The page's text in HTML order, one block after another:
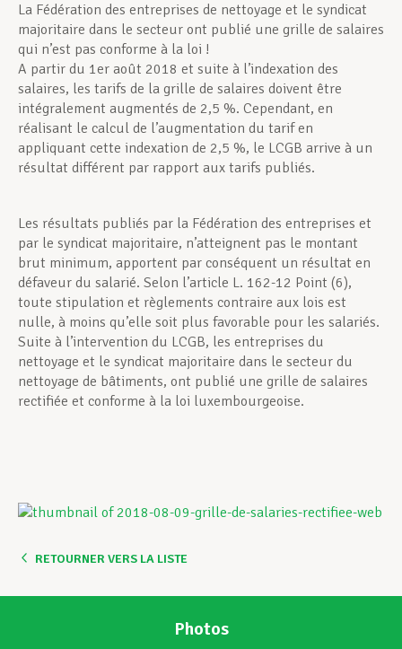
La Fédération des entreprises de nettoyage et le syndicat
majoritaire dans le secteur ont publié une grille de salaires
qui n’est pas conforme à la loi !
A partir du 1er août 2018 et suite à l’indexation des
salaires, les tarifs de la grille de salaires doivent être
intégralement augmentés de 2,5 %. Cependant, en
réalisant le calcul de l’augmentation du tarif en
appliquant cette indexation de 2,5 %, le LCGB arrive à un
résultat différent par rapport aux tarifs publiés.
Les résultats publiés par la Fédération des entreprises et
par le syndicat majoritaire, n’atteignent pas le montant
brut minimum, apportent par conséquent un résultat en
défaveur du salarié. Selon l’article L. 162-12 Point (6),
toute stipulation et règlements contraire aux lois est
nulle, à moins qu’elle soit plus favorable pour les salariés.
Suite à l’intervention du LCGB, les entreprises du
nettoyage et le syndicat majoritaire dans le secteur du
nettoyage de bâtiments, ont publié une grille de salaires
rectifiée et conforme à la loi luxembourgeoise.
RETOURNER VERS LA LISTE
Photos